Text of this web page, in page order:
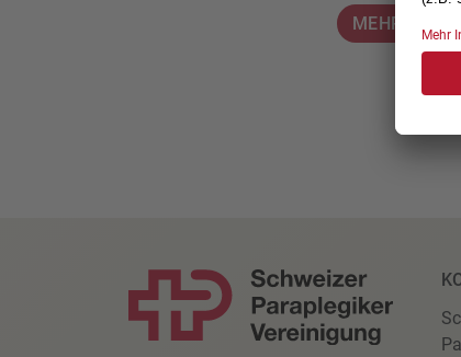
MEHR ÜBER